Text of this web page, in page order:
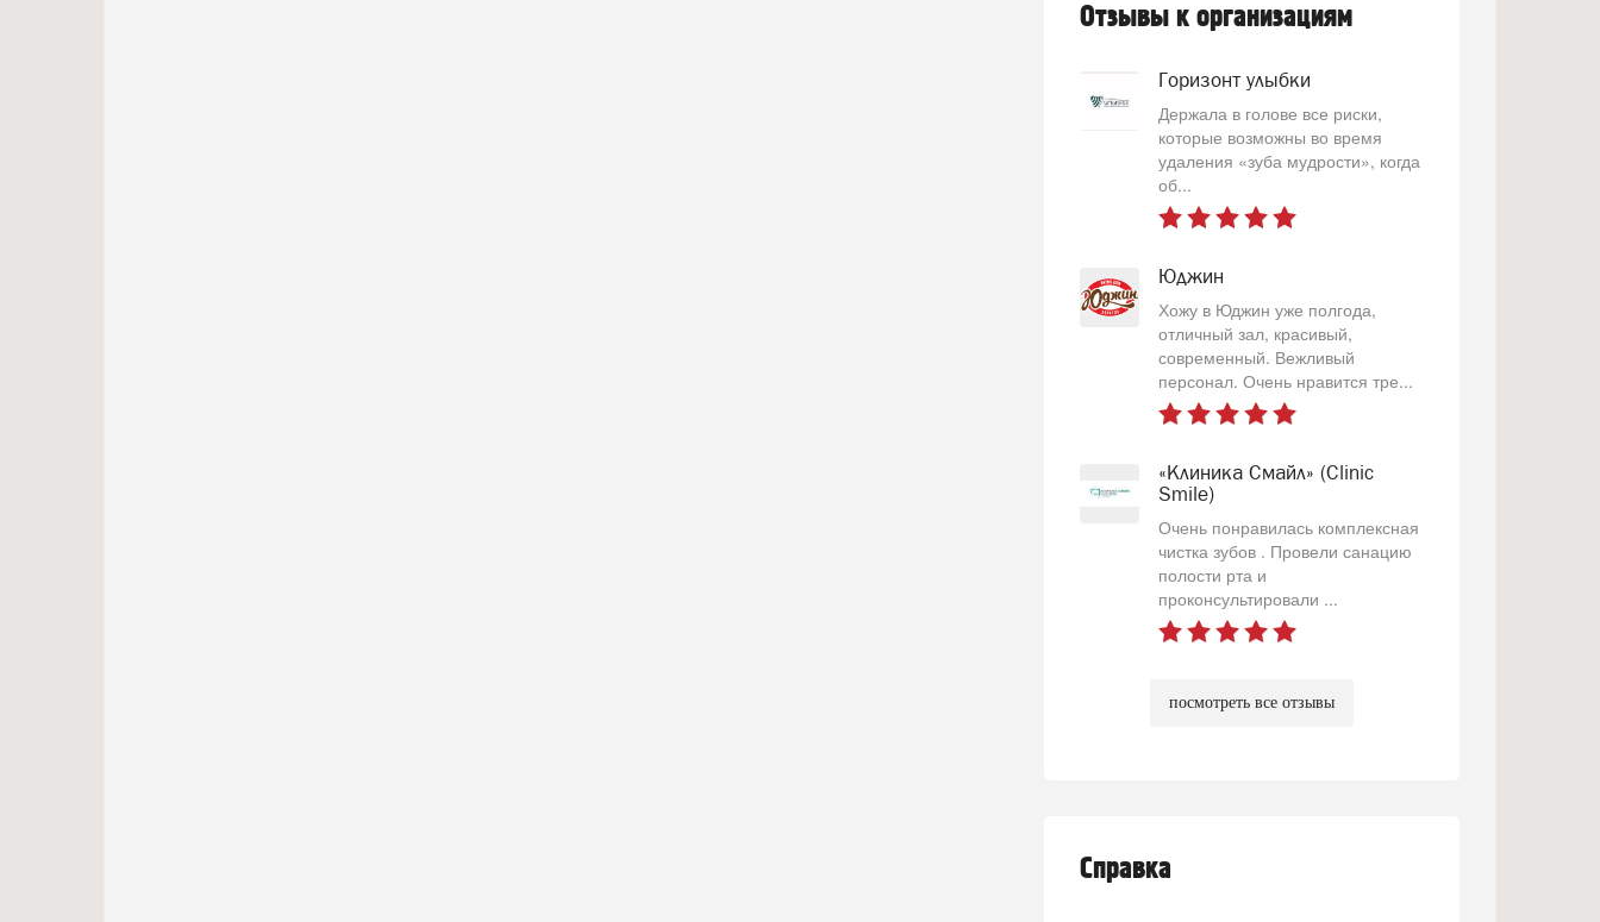
Отзывы к организациям
Горизонт улыбки
Держала в голове все риски,
которые возможны во время
удаления «зуба мудрости», когда
об...
Юджин
Хожу в Юджин уже полгода,
отличный зал, красивый,
современный. Вежливый
персонал. Очень нравится тре...
«Клиника Смайл» (Clinic
Smile)
Очень понравилась комплексная
чистка зубов . Провели санацию
полости рта и
проконсультировали ...
посмотреть все отзывы
Справка